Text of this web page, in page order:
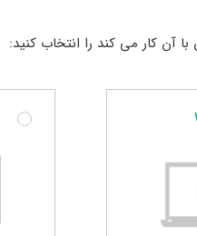
آن کار می کند را انتخاب کنید: